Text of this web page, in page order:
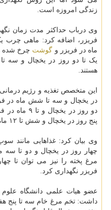
زندگی امروزه است.
وی درباب حداکثر مدت زمان
فریزر، اضافه کرد: ماهی چرب
ماه در فریزر و گوشت چرخ شده
یک تا دو روز در یخچال و سه تا
هستند.
این متخصص تغذیه و رژیم
در یخچال و سه تا شش ماه در
دو روز در
پنج روز در یخچال و شش تا ۱۲ ماه در فریزر می توان نگهداری کرد.
وی بیان کرد: غذاهایی مانند
چهار روز در یخچال و دو تا سه
مرغ پخته را نیز می توان تا
فریزر نگهداری کرد.
عضو هیات علمی دانشگاه علوم
داشت: تخم مرغ خام سه تا پنج